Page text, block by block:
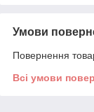
Умови
Повернення
Всі умови